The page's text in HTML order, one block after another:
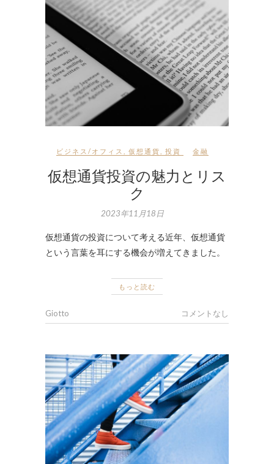
ビジネス/オフィス 仮想通貨 投資 金融
仮想通貨投資の魅力とリス
ク
2023年11月18日
仮想通貨の投資について考える近年、仮想通貨
という言葉を耳にする機会が増えてきました。
もっと読む
Giotto コメントなし